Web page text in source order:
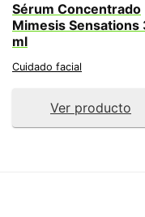
Sérum Concentrado
Mimesis Sensations
ml
Cuidado facial
Ver producto